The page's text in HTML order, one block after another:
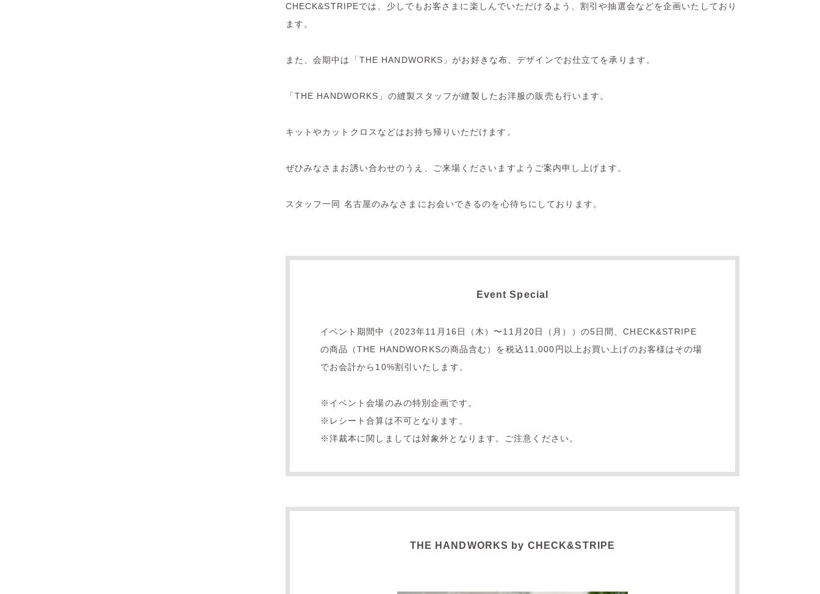
CHECK&STRIPEでは、少しでもお客さまに楽しんでいただけるよう、割引や抽選会などを企画いたしており
ます。
また、会期中は「THE HANDWORKS」がお好きな布、デザインでお仕立てを承ります。
「THE HANDWORKS」の縫製スタッフが縫製したお洋服の販売も行います。
キットやカットクロスなどはお持ち帰りいただけます。
ぜひみなさまお誘い合わせのうえ、ご来場くださいますようご案内申し上げます。
スタッフ一同 名古屋のみなさまにお会いできるのを心待ちにしております。
Event Special
イベント期間中（2023年11月16日（木）〜11月20日（月））の5日間、CHECK&STRIPE
の商品（THE HANDWORKSの商品含む）を税込11,000円以上お買い上げのお客様はその場
でお会計から10%割引いたします。
※イベント会場のみの特別企画です。
※レシート合算は不可となります。
※洋裁本に関しましては対象外となります。ご注意ください。
THE HANDWORKS by CHECK&STRIPE